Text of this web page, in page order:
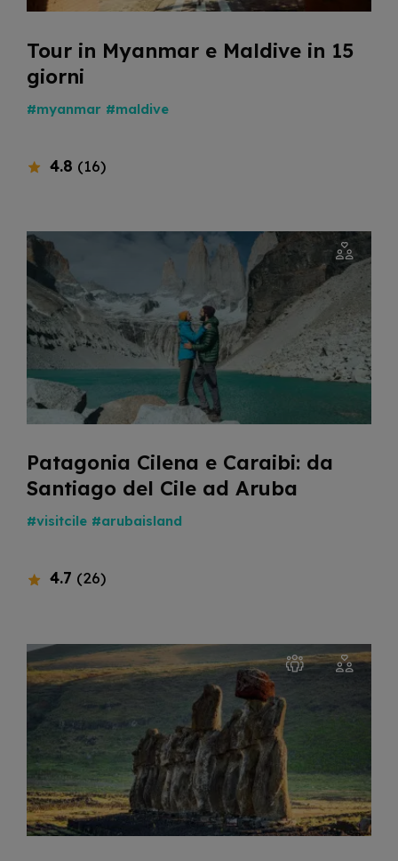
Tour in Myanmar e Maldive in 15
giorni
#myanmar #maldive
4.8 (16)
Patagonia Cilena e Caraibi: da
Santiago del Cile ad Aruba
#visitcile #arubaisland
4.7 (26)